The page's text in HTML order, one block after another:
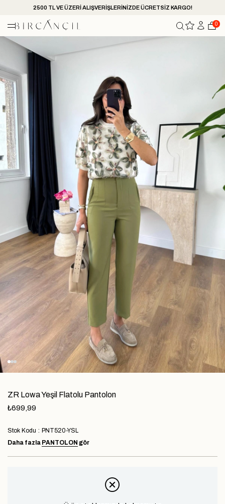
2500 TL VE ÜZERİ ALIŞVERİŞLERİNİZDE ÜCRETSİZ KARGO!
0
ZR Lowa Yeşil Flatolu Pantolon
₺699,99
Stok Kodu
PNT520-YSL
Daha fazla PANTOLON gör